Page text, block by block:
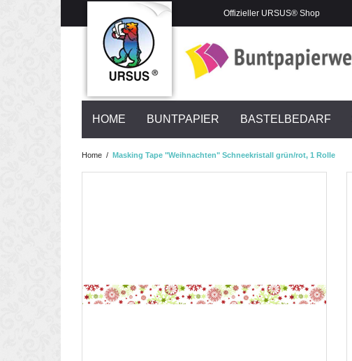
Offizieller URSUS® Shop
HOME BUNTPAPIER BASTELBEDARF
Home / Masking Tape "Weihnachten" Schneekristall grün/rot, 1 Rolle